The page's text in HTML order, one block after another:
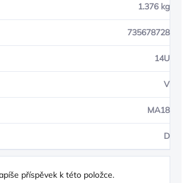
1.376 kg
735678728
14U
V
MA18
D
příspěvek k této položce.